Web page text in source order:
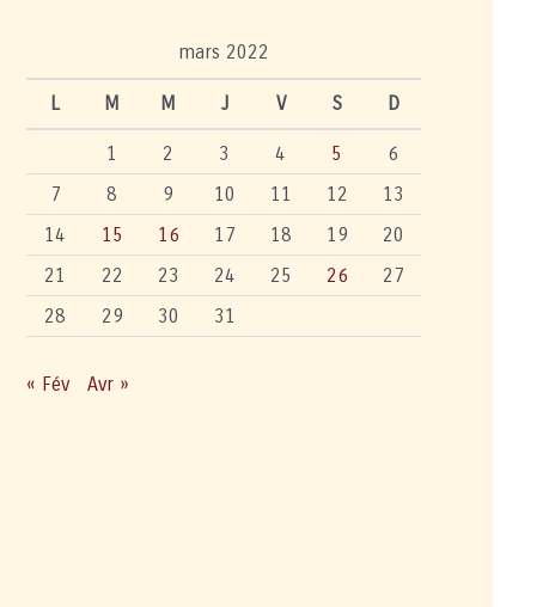
mars 2022
L M M J V S D
1 2 3 4 5
6
7
8 9 10 11 12
13
14
15 16 17 18 19
20
21
22 23 24 25 26
27
28
29 30 31
« Fév Avr »